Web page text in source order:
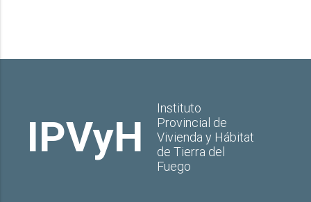
IPVyH
Instituto
Provincial de
Vivienda y Hábitat
de Tierra del
Fuego